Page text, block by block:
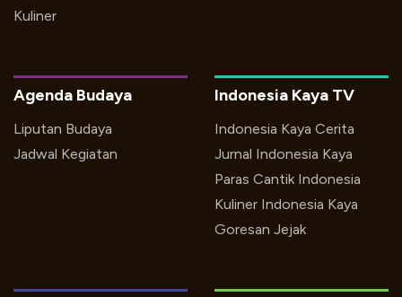
Kuliner
Indonesia Kaya TV
Indonesia Kaya Cerita
Jurnal Indonesia Kaya
Paras Cantik Indonesia
Kuliner Indonesia Kaya
Goresan Jejak
Agenda Budaya
Liputan Budaya
Jadwal Kegiatan